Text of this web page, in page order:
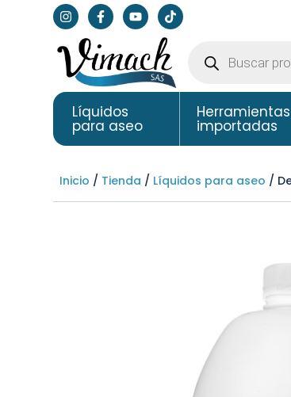
Líquidos
para aseo
Herramientas
importadas
Inicio / Tienda / Líquidos para aseo /